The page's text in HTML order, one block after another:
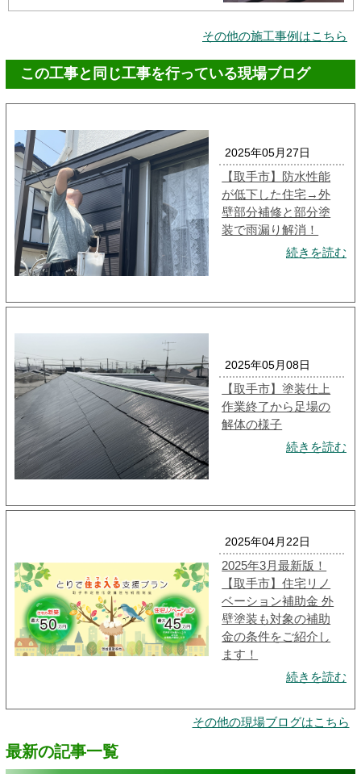
その他の施工事例はこちら
この工事と同じ工事を行っている現場ブログ
2025年05月27日
【取手市】防水性能
が低下した住宅→外
壁部分補修と部分塗
装で雨漏り解消！
続きを読む
2025年05月08日
【取手市】塗装仕上
作業終了から足場の
解体の様子
続きを読む
2025年04月22日
2025年3月最新版！
【取手市】住宅リノ
ベーション補助金 外
壁塗装も対象の補助
金の条件をご紹介し
ます！
続きを読む
その他の現場ブログはこちら
最新の記事一覧